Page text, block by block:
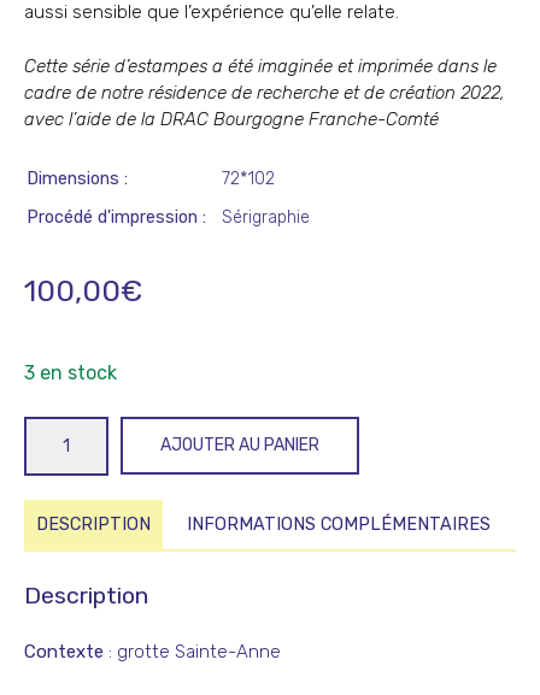
aussi sensible que l’expérience qu’elle relate.
Cette série d’estampes a été imaginée et imprimée dans le
cadre de notre résidence de recherche et de création 2022,
avec l’aide de la DRAC Bourgogne Franche-Comté
Dimensions
72*102
Procédé d'impression
Sérigraphie
100,00€
3 en stock
Filtris
AJOUTER AU PANIER
DESCRIPTION INFORMATIONS COMPLÉMENTAIRES
Description
Contexte : grotte Sainte-Anne